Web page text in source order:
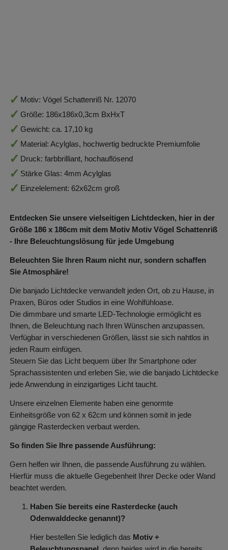
Motiv: Vögel Schattenriß Nr. 12070
Größe: 186x186x0,3cm BxHxT
Gewicht: ca. 17,10 kg
Material: Acylglas, hochwertig bedruckte Premiumfolie
Druck: farbbrilliant, hochauflösend
Stärke Glas: 4mm Acylglas
Einzelelement: 62x62cm groß
Entdecken Sie unsere vielseitigen Lichtdecken, hier in der
Größe 186 x 186cm mit dem Motiv Motiv Vögel Schattenriß
- Ihre Beleuchtungslösung für jede Umgebung
Beleuchten Sie Ihren Raum nicht nur, sondern schaffen
Sie Atmosphäre!
Die banjado Lichtdecke verwandelt jeden Ort, ob zu Hause, in
Praxen, Büros oder Studios in eine Wohlfühloase.
Die dimmbare und smarte LED-Technologie ermöglicht es
Ihnen, die Beleuchtung nach Ihren Wünschen anzupassen.
Verfügbar in verschiedenen Größen, lässt sie sich nahtlos in
jeden Raum einfügen.
Steuern Sie das Licht bequem über Ihr Smartphone oder
Sprachassistenten und erleben Sie, wie die banjado Lichtdecke
jede Anwendung in einzigartiges Licht taucht.
Unsere einzelnen Elemente haben eine genormte
Einheitsgröße von 62 x 62cm und können somit in jede
gängige Rasterdecken verbaut werden.
So finden Sie Ihre passende Ausführung:
Gern helfen wir Ihnen, die passende Ausführung zu wählen.
Hierfür muss die aktuelle Gegebenheit Ihrer Decke oder Wand
beachtet werden.
Haben Sie bereits eine Rasterdecke (auch
Odenwalddecke genannt)?
Hier bestellen Sie lediglich das Motiv +